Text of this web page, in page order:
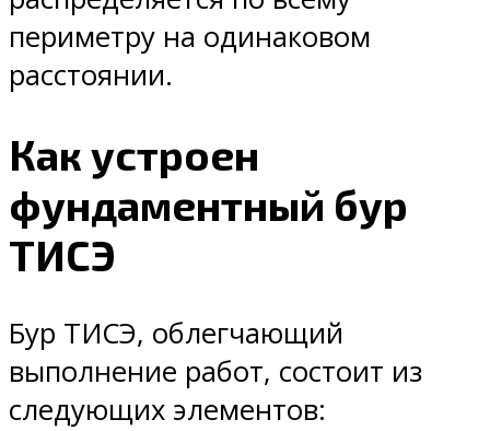
периметру на одинаковом
расстоянии.
Как устроен
фундаментный бур
ТИСЭ
Бур ТИСЭ, облегчающий
выполнение работ, состоит из
следующих элементов: